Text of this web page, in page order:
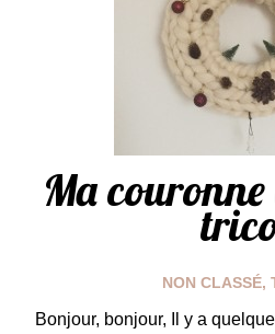
Ma couronne
NON CLASSÉ,
Bonjour, bonjour, Il y a